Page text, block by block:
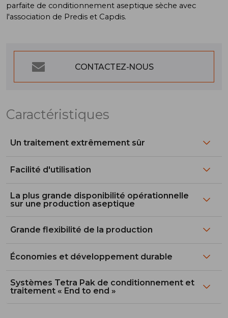
parfaite de conditionnement aseptique sèche avec
l'association de Predis et Capdis.
CONTACTEZ-NOUS
Caractéristiques
Un traitement extrêmement sûr
Facilité d'utilisation
La plus grande disponibilité opérationnelle
sur une production aseptique
Grande flexibilité de la production
Économies et développement durable
Systèmes Tetra Pak de conditionnement et
traitement « End to end »